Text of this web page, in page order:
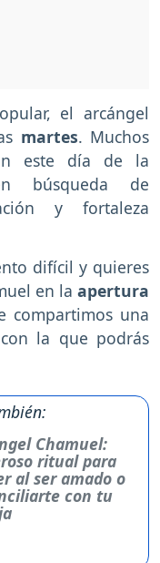
el arcángel
martes. Muchos
este día de la
búsqueda de
y fortaleza
difícil y quieres
en la apertura
compartimos una
la que podrás
Chamuel:
ritual para
al ser amado o
con tu